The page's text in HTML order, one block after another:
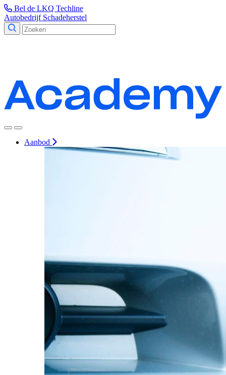
Bel de LKQ Techline
Autobedrijf Schadeherstel
Aanbod